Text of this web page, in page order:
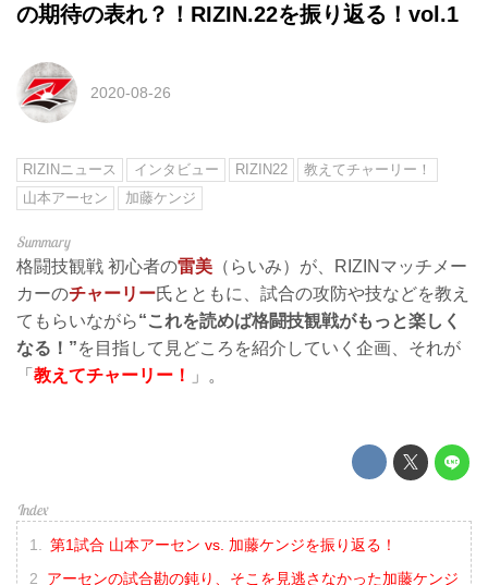
の期待の表れ？！RIZIN.22を振り返る！vol.1
2020-08-26
RIZINニュース インタビュー RIZIN22
教えてチャーリー！
山本アーセン
加藤ケンジ
格闘技観戦 初心者の雷美 （らいみ）が、RIZINマッチメー
カーのチャーリー氏とともに、試合の攻防や技などを教え
てもらいながら“これを読めば格闘技観戦がもっと楽しく
なる！”を目指して見どころを紹介していく企画、それが
「 教えてチャーリー！ 」。
第1試合 山本アーセン vs. 加藤ケンジを振り返る！
アーセンの試合勘の鈍り、そこを見逃さなかった加藤ケンジ